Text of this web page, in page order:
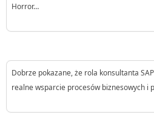
Horror…
Dobrze pokazane, że rola konsultanta
realne wsparcie procesów biznesowych i